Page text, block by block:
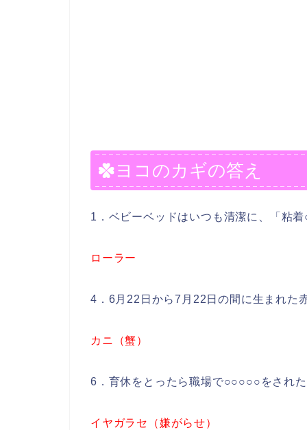
ヨコのカギの答え
1．ベビーベッドはいつも清潔に、「粘
ローラー
4．6月22日から7月22日の間に生まれた
カニ（蟹）
6．育休をとったら職場で○○○○○をされ
イヤガラセ（嫌がらせ）